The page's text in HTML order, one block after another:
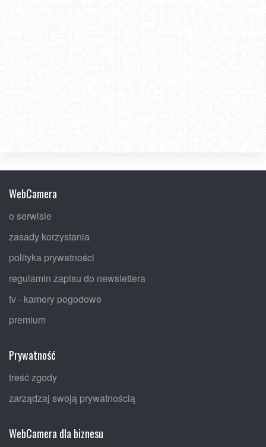
WebCamera
o serwisie
zasady korzystania
polityka prywatności
regulamin zapisu do newslettera
tv - kamery pogodowe
premium
Prywatność
treść zgody
zarządzaj swoją prywatnością
WebCamera dla biznesu